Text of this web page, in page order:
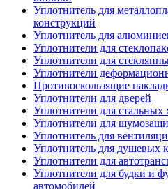
Уплотнитель для
конструкций
Уплотнитель для
Уплотнители для
Уплотнители для
Уплотнители
Противоскользящие
Уплотнители для дверей
Уплотнители для стальных
Уплотнители для
Уплотнитель для
Уплотнитель для душевых
Уплотнители для
Уплотнители для будки и
автомобилей